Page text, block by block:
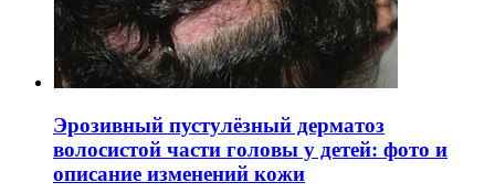
Эрозивный пустулёзный дерматоз
волосистой части головы у детей: фото и
описание изменений кожи